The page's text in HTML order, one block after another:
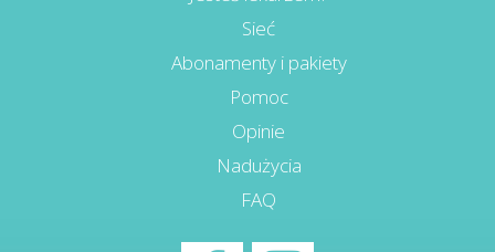
Sieć
Abonamenty i pakiety
Pomoc
Opinie
Nadużycia
FAQ